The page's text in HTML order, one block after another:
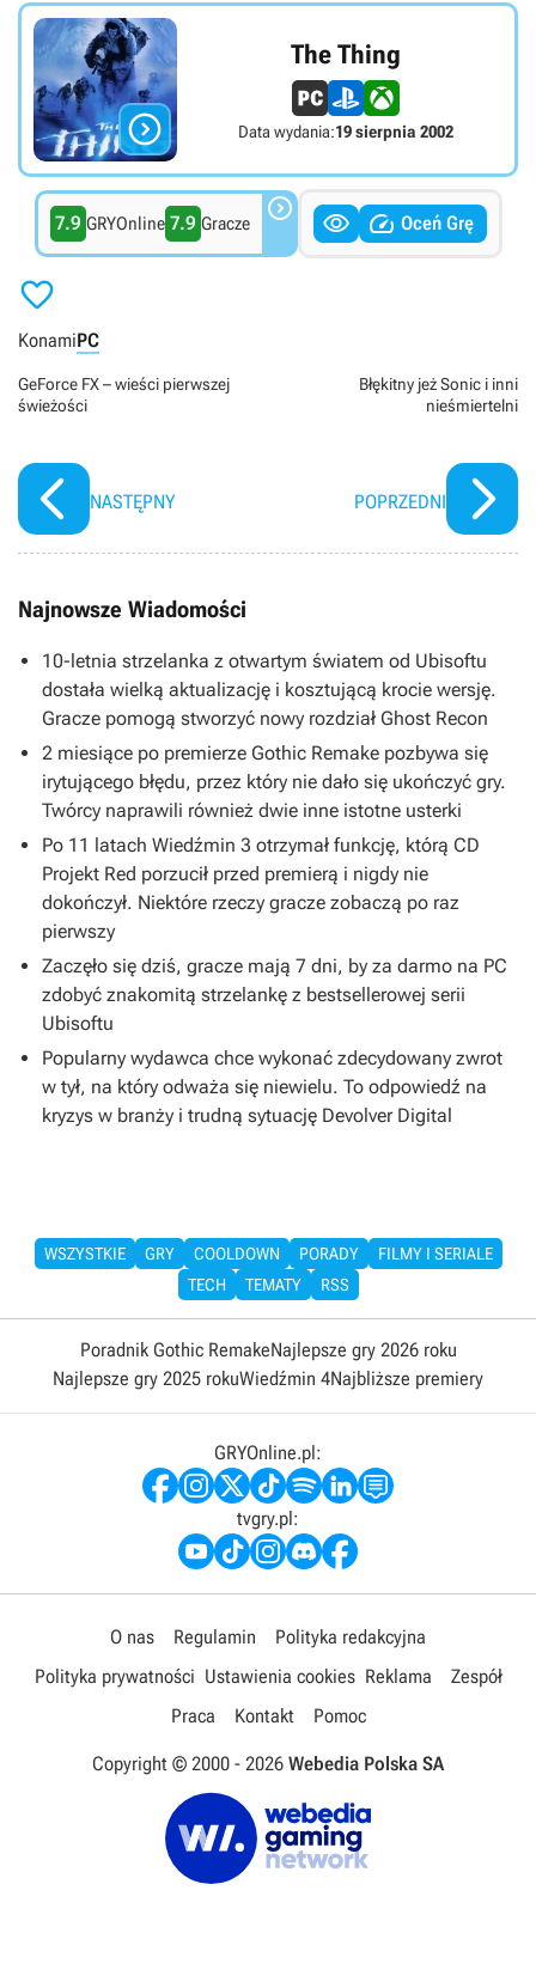

The Thing
Data wydania:19 sierpnia 2002
7.9 GRYOnline 7.9 Gracze    Oceń Grę

KonamiPC
GeForce FX – wieści pierwszej
świeżości
NASTĘPNY
Błękitny jeż Sonic i inni
nieśmiertelni
POPRZEDNI
Najnowsze Wiadomości
10-letnia strzelanka z otwartym światem od Ubisoftu
dostała wielką aktualizację i kosztującą krocie wersję.
Gracze pomogą stworzyć nowy rozdział Ghost Recon
2 miesiące po premierze Gothic Remake pozbywa się
irytującego błędu, przez który nie dało się ukończyć gry.
Twórcy naprawili również dwie inne istotne usterki
Po 11 latach Wiedźmin 3 otrzymał funkcję, którą CD
Projekt Red porzucił przed premierą i nigdy nie
dokończył. Niektóre rzeczy gracze zobaczą po raz
pierwszy
Zaczęło się dziś, gracze mają 7 dni, by za darmo na PC
zdobyć znakomitą strzelankę z bestsellerowej serii
Ubisoftu
Popularny wydawca chce wykonać zdecydowany zwrot
w tył, na który odważa się niewielu. To odpowiedź na
kryzys w branży i trudną sytuację Devolver Digital
WSZYSTKIE GRY COOLDOWN PORADY
FILMY I SERIALE
TECH
TEMATY RSS
Poradnik Gothic RemakeNajlepsze gry 2026 roku
Najlepsze gry 2025 rokuWiedźmin 4Najbliższe premiery
GRYOnline.pl:
tvgry.pl:
O nas Regulamin
Polityka redakcyjna
Polityka prywatności Ustawienia cookies Reklama
Zespół
Praca
Kontakt Pomoc
Copyright © 2000 - 2026 Webedia Polska SA